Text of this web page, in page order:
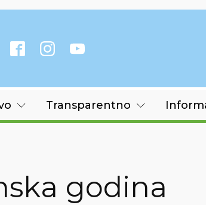
Transparentno
godina